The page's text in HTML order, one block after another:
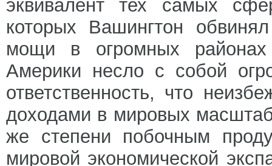
эквивалент тех самых
которых Вашингтон
мощи в огромных
Америки несло с собой
ответственность, что
доходами в мировых
же степени побочным
мировой экономической